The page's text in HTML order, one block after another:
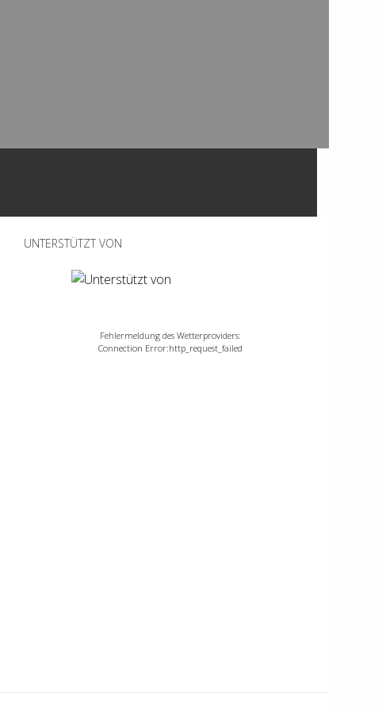
UNTERSTÜTZT VON
Fehlermeldung des Wetterproviders:
Connection Error:http_request_failed